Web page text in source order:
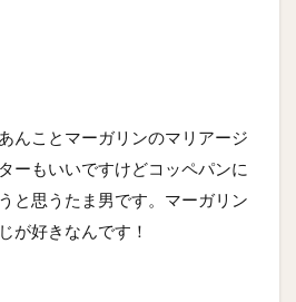
んことマーガリンのマリアージ
ーもいいですけどコッペパンに
と思うたま男です。マーガリン
が好きなんです！